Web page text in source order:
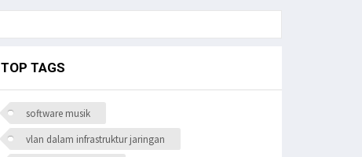
TOP TAGS
software musik
vlan dalam infrastruktur jaringan